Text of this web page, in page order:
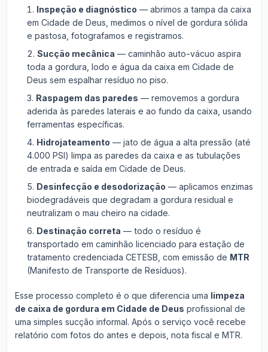
Inspeção e diagnóstico — abrimos a tampa da caixa
em Cidade de Deus, medimos o nível de gordura sólida
e pastosa, fotografamos e registramos.
Sucção mecânica — caminhão auto-vácuo aspira
toda a gordura, lodo e água da caixa em Cidade de
Deus sem espalhar resíduo no piso.
Raspagem das paredes — removemos a gordura
aderida às paredes laterais e ao fundo da caixa, usando
ferramentas específicas.
Hidrojateamento — jato de água a alta pressão (até
4.000 PSI) limpa as paredes da caixa e as tubulações
de entrada e saída em Cidade de Deus.
Desinfecção e desodorização — aplicamos enzimas
biodegradáveis que degradam a gordura residual e
neutralizam o mau cheiro na cidade.
Destinação correta — todo o resíduo é
transportado em caminhão licenciado para estação de
tratamento credenciada CETESB, com emissão de MTR
(Manifesto de Transporte de Resíduos).
Esse processo completo é o que diferencia uma limpeza
de caixa de gordura em Cidade de Deus profissional de
uma simples sucção informal. Após o serviço você recebe
relatório com fotos do antes e depois, nota fiscal e MTR.